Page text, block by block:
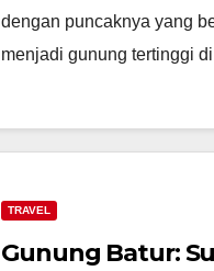
dengan puncaknya yang
menjadi gunung tertinggi
TRAVEL
Gunung Batur: